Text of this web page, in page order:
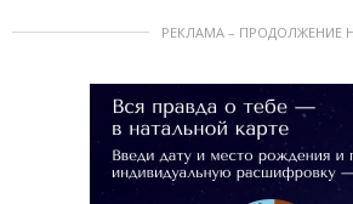
РЕКЛАМА – ПРОДОЛЖЕНИЕ